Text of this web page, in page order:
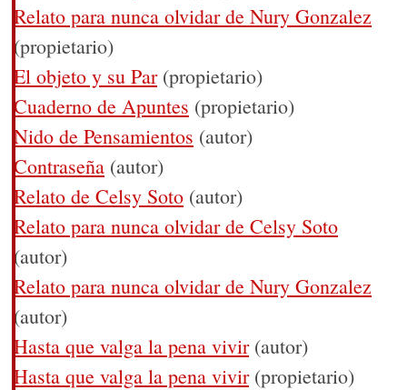
Relato para nunca olvidar de Nury Gonzalez
(propietario)
El objeto y su Par(propietario)
Cuaderno de Apuntes (propietario)
Nido de Pensamientos (autor)
Contraseña (autor)
Relato de Celsy Soto (autor)
Relato para nunca olvidar de Celsy Soto
(autor)
Relato para nunca olvidar de Nury Gonzalez
(autor)
Hasta que valga la pena vivir(autor)
Hasta que valga la pena vivir(propietario)